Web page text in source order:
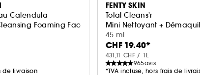
Calendula
Foaming Face Wash
de livraison
FENTY SKIN
Total Cleans'r
Mini Nettoyant +
45 ml
CHF 19.40*
431,11 CHF / 1L
965avis
*TVA incluse, hors frais de